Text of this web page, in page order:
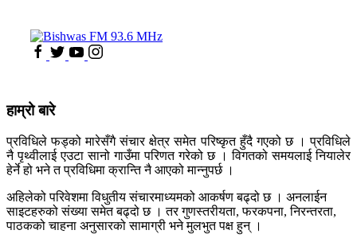
हाम्रो बारे
प्रविधिले फड्को मारेसँगै संचार क्षेत्र समेत परिष्कृत हुँदै गएको छ । प्रविधिले
नै पृथ्वीलाई एउटा सानो गाउँमा परिणत गरेको छ । विगतको समयलाई नियालेर
हेर्ने हो भने त प्रविधिमा क्रान्ति नै आएको मान्नुपर्छ ।
अहिलेको परिवेशमा विधुतीय संचारमाध्यमको आकर्षण बढ्दो छ । अनलाईन
साइटहरुको संख्या समेत बढ्दो छ । तर गुणस्तरीयता, फरकपना, निरन्तरता,
पाठकको चाहना अनुसारको सामाग्री भने मुलभुत पक्ष हुन् ।